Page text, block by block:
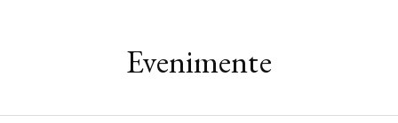
Evenimente